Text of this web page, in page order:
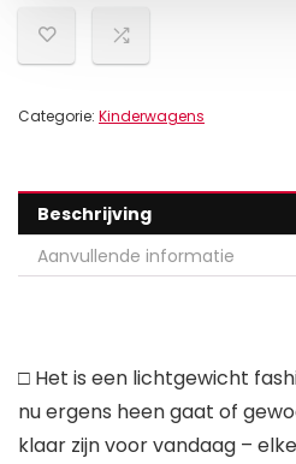
Categorie: Kinderwagens
Beschrijving
Aanvullende informatie
□ Het is een lichtgewicht
nu ergens heen gaat of
klaar zijn voor vandaag –